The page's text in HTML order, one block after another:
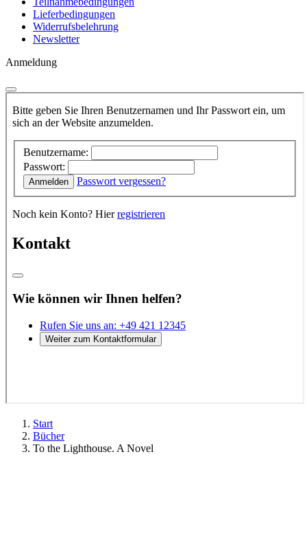
Lieferbedingungen
Widerrufsbelehrung
Newsletter
Anmeldung
Start
Bücher
To the Lighthouse. A Novel